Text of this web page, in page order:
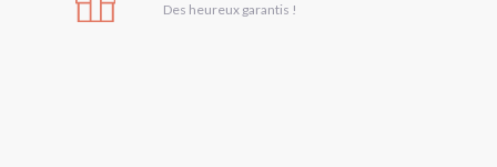
Des heureux garantis !